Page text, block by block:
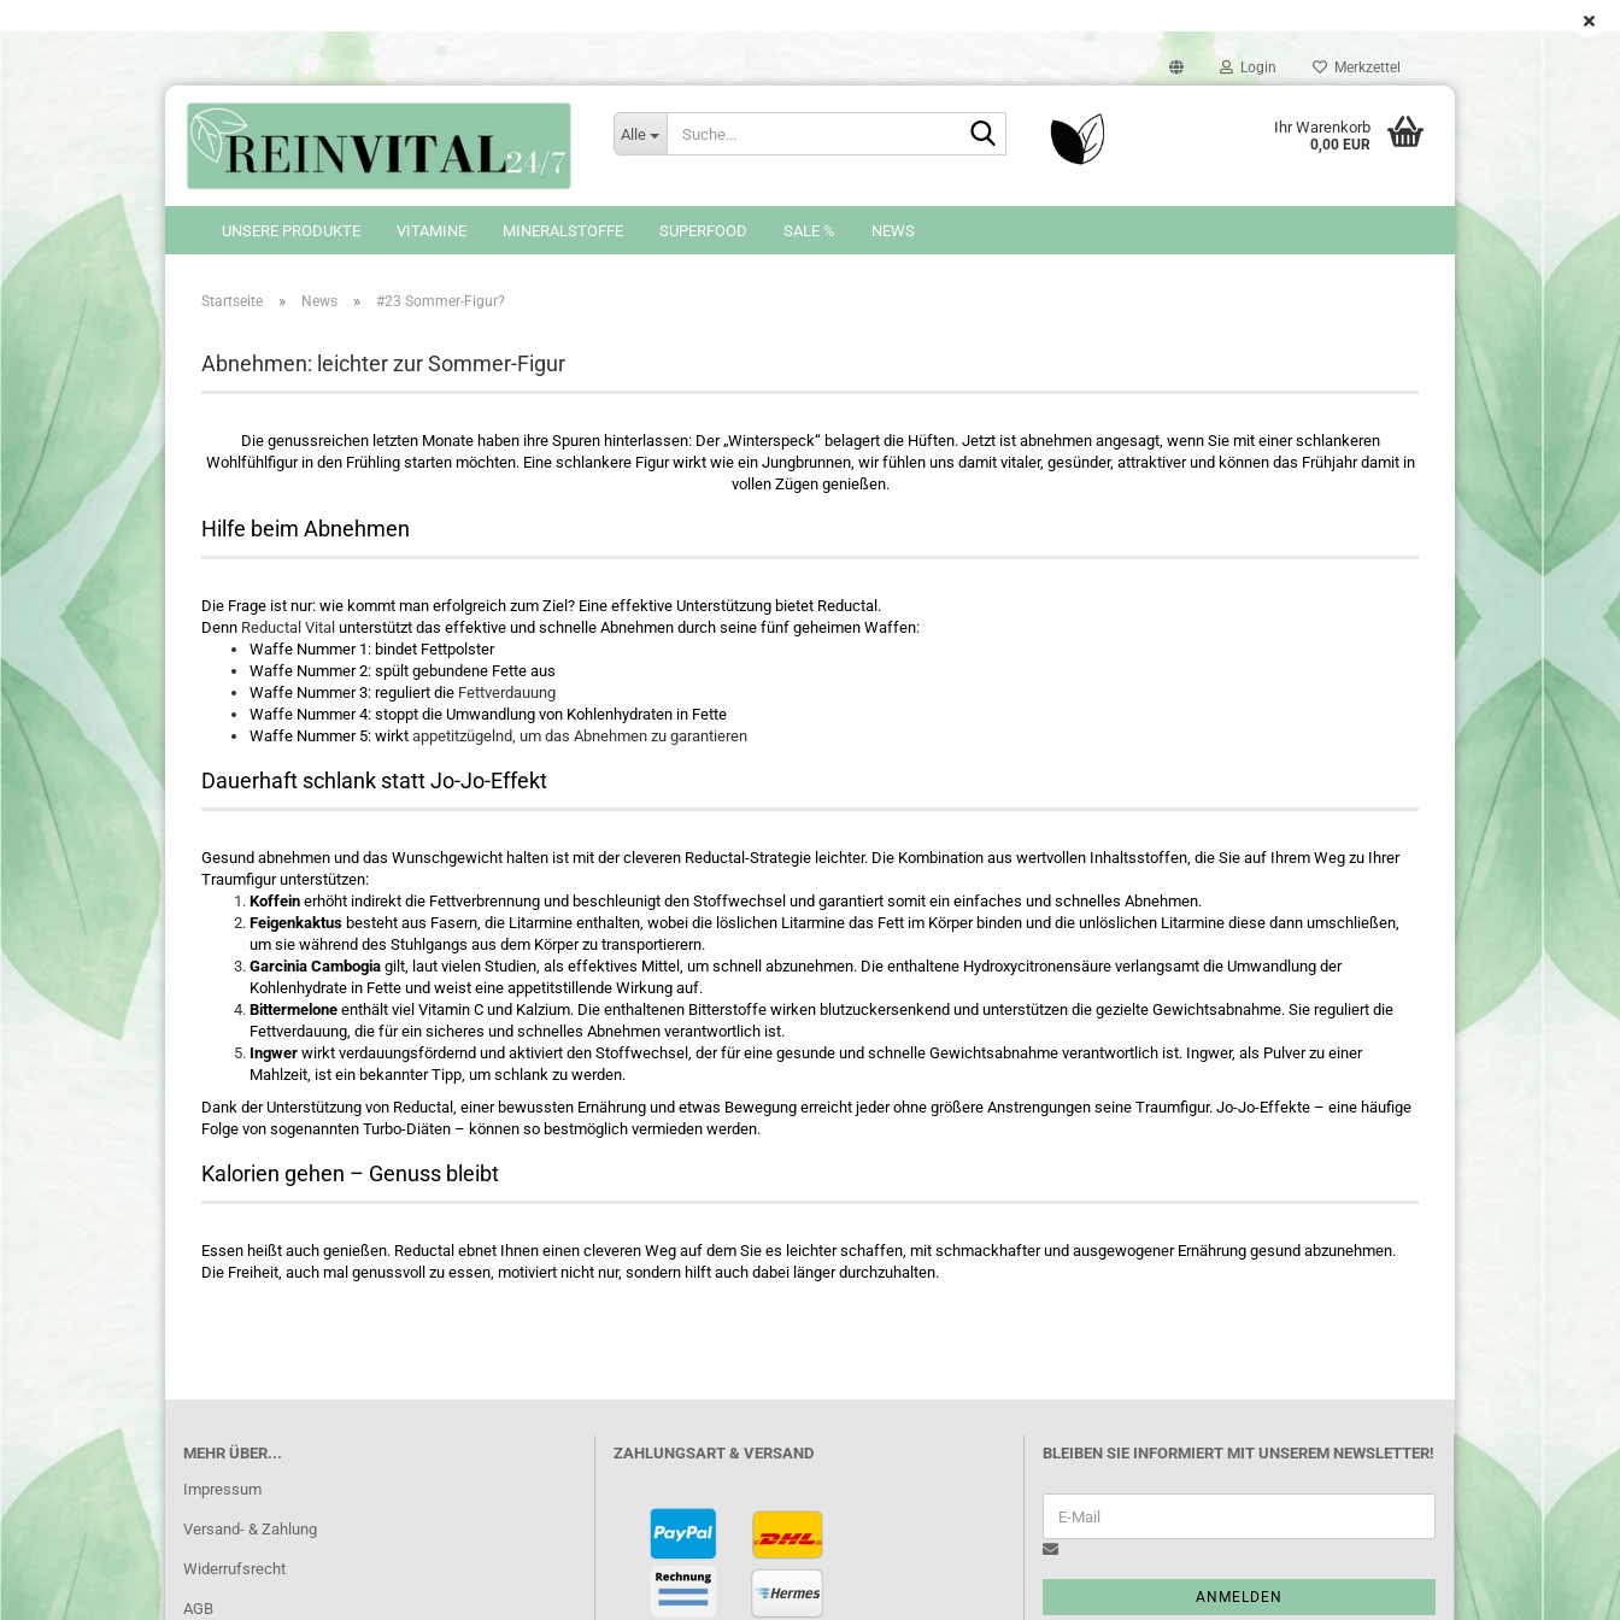
Login Merkzettel
Alle
Suche... Ihr Warenkorb
0,00 EUR
UNSERE PRODUKTE VITAMINE MINERALSTOFFE SUPERFOOD SALE % NEWS
Startseite » News » #23 Sommer-Figur?
Abnehmen: leichter zur Sommer-Figur
Die genussreichen letzten Monate haben ihre Spuren hinterlassen: Der „Winterspeck“ belagert die Hüften. Jetzt ist abnehmen angesagt, wenn Sie mit einer schlankeren
Wohlfühlfigur in den Frühling starten möchten. Eine schlankere Figur wirkt wie ein Jungbrunnen, wir fühlen uns damit vitaler, gesünder, attraktiver und können das Frühjahr damit in
vollen Zügen genießen.
Hilfe beim Abnehmen
Die Frage ist nur: wie kommt man erfolgreich zum Ziel? Eine effektive Unterstützung bietet Reductal.
Denn Reductal Vital unterstützt das effektive und schnelle Abnehmen durch seine fünf geheimen Waffen:
Waffe Nummer 1: bindet Fettpolster
Waffe Nummer 2: spült gebundene Fette aus
Waffe Nummer 3: reguliert die Fettverdauung
Waffe Nummer 4: stoppt die Umwandlung von Kohlenhydraten in Fette
Waffe Nummer 5: wirkt appetitzügelnd, um das Abnehmen zu garantieren
Dauerhaft schlank statt Jo-Jo-Effekt
Gesund abnehmen und das Wunschgewicht halten ist mit der cleveren Reductal-Strategie leichter. Die Kombination aus wertvollen Inhaltsstoffen, die Sie auf Ihrem Weg zu Ihrer
Traumfigur unterstützen:
Koffein erhöht indirekt die Fettverbrennung und beschleunigt den Stoffwechsel und garantiert somit ein einfaches und schnelles Abnehmen.
Feigenkaktus besteht aus Fasern, die Litarmine enthalten, wobei die löslichen Litarmine das Fett im Körper binden und die unlöslichen Litarmine diese dann umschließen,
um sie während des Stuhlgangs aus dem Körper zu transportierern.
Garcinia Cambogia gilt, laut vielen Studien, als effektives Mittel, um schnell abzunehmen. Die enthaltene Hydroxycitronensäure verlangsamt die Umwandlung der
Kohlenhydrate in Fette und weist eine appetitstillende Wirkung auf.
Bittermelone enthält viel Vitamin C und Kalzium. Die enthaltenen Bitterstoffe wirken blutzuckersenkend und unterstützen die gezielte Gewichtsabnahme. Sie reguliert die
Fettverdauung, die für ein sicheres und schnelles Abnehmen verantwortlich ist.
Ingwer wirkt verdauungsfördernd und aktiviert den Stoffwechsel, der für eine gesunde und schnelle Gewichtsabnahme verantwortlich ist. Ingwer, als Pulver zu einer
Mahlzeit, ist ein bekannter Tipp, um schlank zu werden.
Dank der Unterstützung von Reductal, einer bewussten Ernährung und etwas Bewegung erreicht jeder ohne größere Anstrengungen seine Traumfigur. Jo-Jo-Effekte – eine häufige
Folge von sogenannten Turbo-Diäten – können so bestmöglich vermieden werden.
Kalorien gehen – Genuss bleibt
Essen heißt auch genießen. Reductal ebnet Ihnen einen cleveren Weg auf dem Sie es leichter schaffen, mit schmackhafter und ausgewogener Ernährung gesund abzunehmen.
Die Freiheit, auch mal genussvoll zu essen, motiviert nicht nur, sondern hilft auch dabei länger durchzuhalten.
MEHR ÜBER...
Impressum
Versand- & Zahlung
Widerrufsrecht
AGB
ZAHLUNGSART & VERSAND BLEIBEN SIE INFORMIERT MIT UNSEREM NEWSLETTER!
ANMELDEN